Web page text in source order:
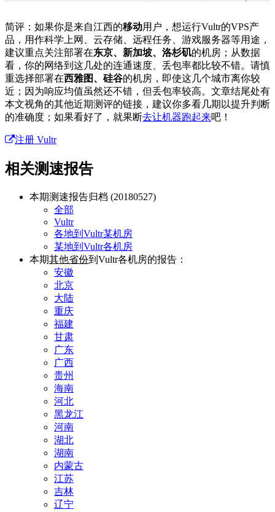
简评：如果你是来自江西的移动用户，想运行Vultr的VPS产
品，用作科学上网、云存储、远程任务、游戏服务器等用途，
建议重点关注部署在东京、新加坡、洛杉矶的机房；从数据
看，你的网络到这几处的连通速度、丢包率都比较不错。请慎
重选择部署在西雅图、硅谷的机房，即使这几个城市离你较
近；因为响应均值虽然还不错，但丢包率较高。文章结尾处有
本文视角的其他近期测评的链接，建议你多看几期以提升判断
的准确度；如果看好了，就果断去让机器跑起来吧！
注册 Vultr
相关测速报告
本期测速报告归档 (20180527)
全部
Vultr
各地到Vultr某机房
某地到Vultr各机房
本期其他省份到Vultr各机房的报告：
安徽
北京
大陆
重庆
福建
甘肃
广东
广西
贵州
海南
河北
黑龙江
河南
湖北
湖南
内蒙古
江苏
吉林
辽宁